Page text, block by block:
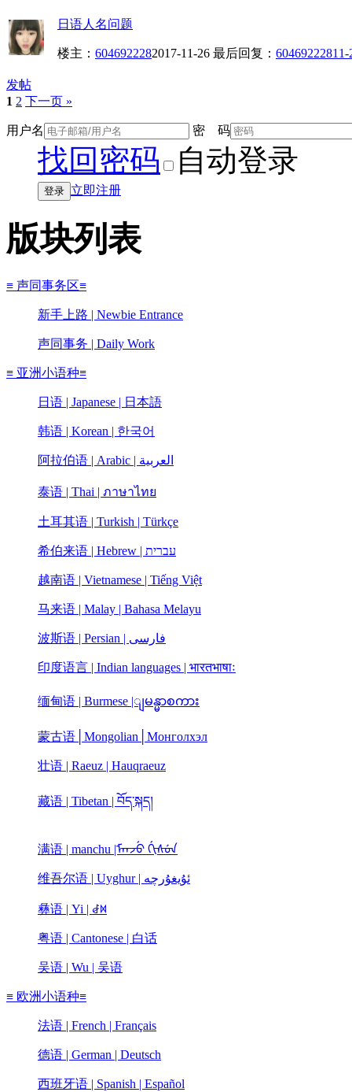
日语人名问题
楼主： 6046922282017-11-26 最后回复： 60469222811-
发帖
1 2 下一页 »
用户名 密 码
找回密码 自动登录
登录 立即注册
版块列表
≡ 声同事务区≡
新手上路 | Newbie Entrance
声同事务 | Daily Work
≡ 亚洲小语种≡
日语 | Japanese | 日本語
韩语 | Korean | 한국어
阿拉伯语 | Arabic | العربية
泰语 | Thai | ภาษาไทย
土耳其语 | Turkish | Türkçe
希伯来语 | Hebrew | עברית
越南语 | Vietnamese | Tiếng Việt
马来语 | Malay | Bahasa Melayu
波斯语 | Persian | فارسی
印度语言 | Indian languages | भारतभाषाः
缅甸语 | Burmese |ျမန္မာစကား
蒙古语│Mongolian│Монголхэл
壮语 | Raeuz | Hauqraeuz
藏语 | Tibetan | བོད་སྐད།
满语 | manchu |ᠮᠠᠨᠵᡠ ᡤᡳᠰᡠᠨ
维吾尔语 | Uyghur | ئۇيغۇرچە
彝语 | Yi | ꆀꉙ
粤语 | Cantonese | 白话
吴语 | Wu | 吴语
≡ 欧洲小语种≡
法语 | French | Français
德语 | German | Deutsch
西班牙语 | Spanish | Español